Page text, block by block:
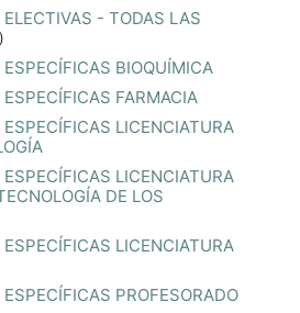
- TODAS LAS
BIOQUÍMICA
FARMACIA
LICENCIATURA
LICENCIATURA
DE LOS
LICENCIATURA
PROFESORADO